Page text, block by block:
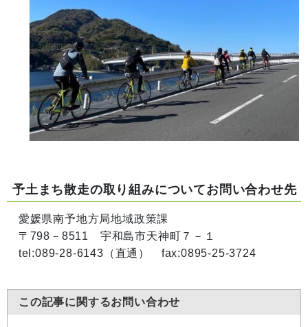
予土まち散走の取り組みについてお問い合わせ先
愛媛県南予地方局地域政策課
〒798－8511 宇和島市天神町７－１
tel:089-28-6143（直通） fax:0895-25-3724​
この記事に関するお問い合わせ